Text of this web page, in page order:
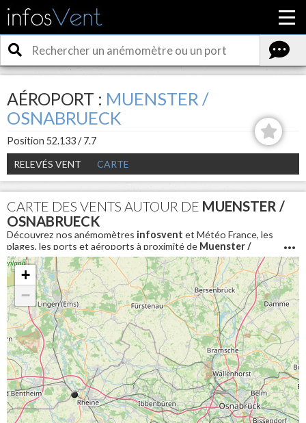
AÉROPORT : MUENSTER /
OSNABRUECK
Position 52.133 / 7.7
RELEVÉS VENT
CARTE
CARTE DES VENTS AUTOUR DE MUENSTER /
OSNABRUECK
Découvrez nos anémomètres infosvent et Météo France, les
plages, les ports et aéroports à proximité de Muenster /
Osnabrueck. Pour connaitre les conditions météo en direct et
avoir la vitesse du vent aujourd'hui autour de Muenster /
Osnabrueck
+
−